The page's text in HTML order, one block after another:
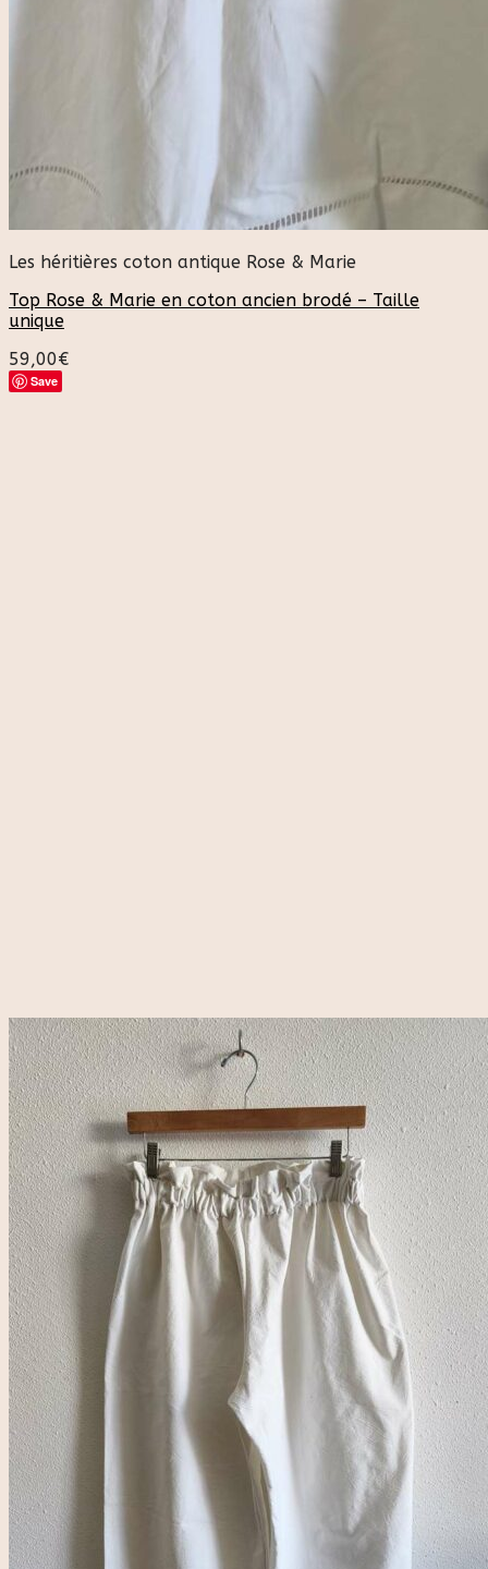
Les héritières coton antique Rose & Marie
Top Rose & Marie en coton ancien brodé – Taille
unique
59,00€
Save